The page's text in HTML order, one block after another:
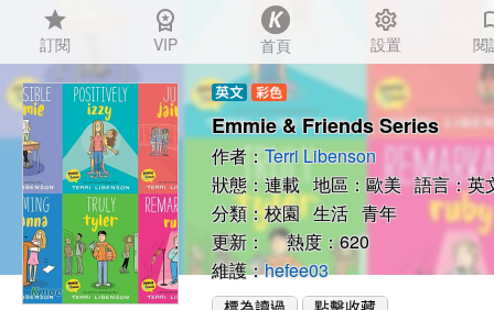
star
訂閱
workspace_premium
VIP 首頁
settings
設置 閱
Emmie & Friends Series
作者：Terri Libenson
狀態：連載 地區：歐美 語言：英
分類：校園 生活 青年
更新： 熱度：620
維護：hefee03